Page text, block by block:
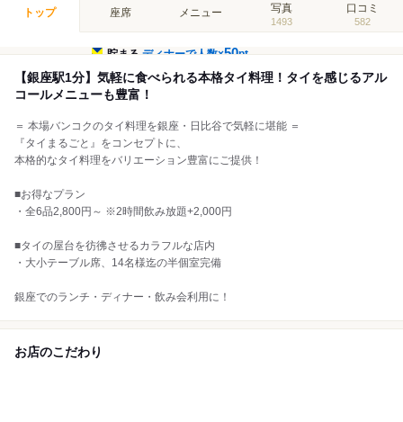
トップ 座席 メニュー 写真
1493
口コミ
582
貯まるディナーで人数×50pt
【銀座駅1分】気軽に食べられる本格タイ料理！タイを感じるアル
コールメニューも豊富！
＝ 本場バンコクのタイ料理を銀座・日比谷で気軽に堪能 ＝
『タイまるごと』をコンセプトに、
本格的なタイ料理をバリエーション豊富にご提供！
■お得なプラン
・全6品2,800円～ ※2時間飲み放題+2,000円
■タイの屋台を彷彿させるカラフルな店内
・大小テーブル席、14名様迄の半個室完備
銀座でのランチ・ディナー・飲み会利用に！
お店のこだわり